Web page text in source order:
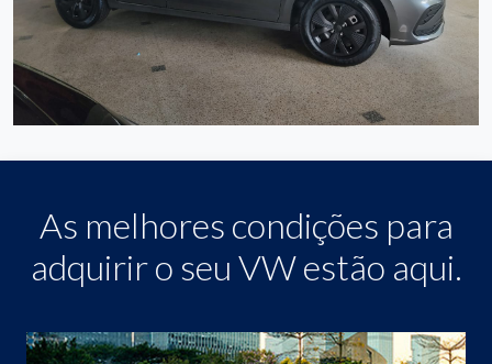
As melhores condições para
adquirir o seu VW estão aqui.